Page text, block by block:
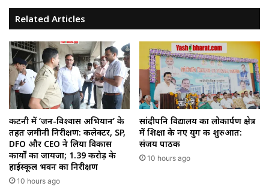
Related Articles
कटनी में ‘जन-विश्वास अभियान’ के
तहत ज़मीनी निरीक्षण: कलेक्टर, SP,
DFO और CEO ने लिया विकास
कार्यों का जायजा; ₹1.39 करोड़ के
हाईस्कूल भवन का निरीक्षण
10 hours ago
सांदीपनि विद्यालय का लोकार्पण क्षेत्र
में शिक्षा के नए युग की शुरुआत:
संजय पाठक
10 hours ago